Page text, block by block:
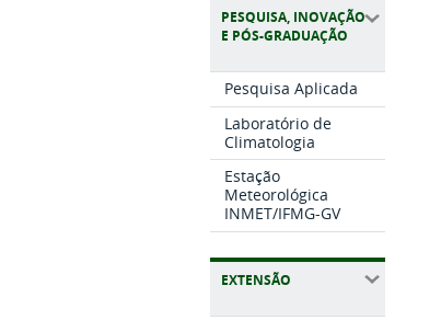
PESQUISA, INOVAÇÃO
E PÓS-GRADUAÇÃO
Pesquisa Aplicada
Laboratório de
Climatologia
Estação
Meteorológica
INMET/IFMG-GV
EXTENSÃO